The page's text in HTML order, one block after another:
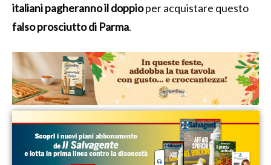
italiani pagheranno il doppioper acquistare questo
falso prosciutto di Parma.